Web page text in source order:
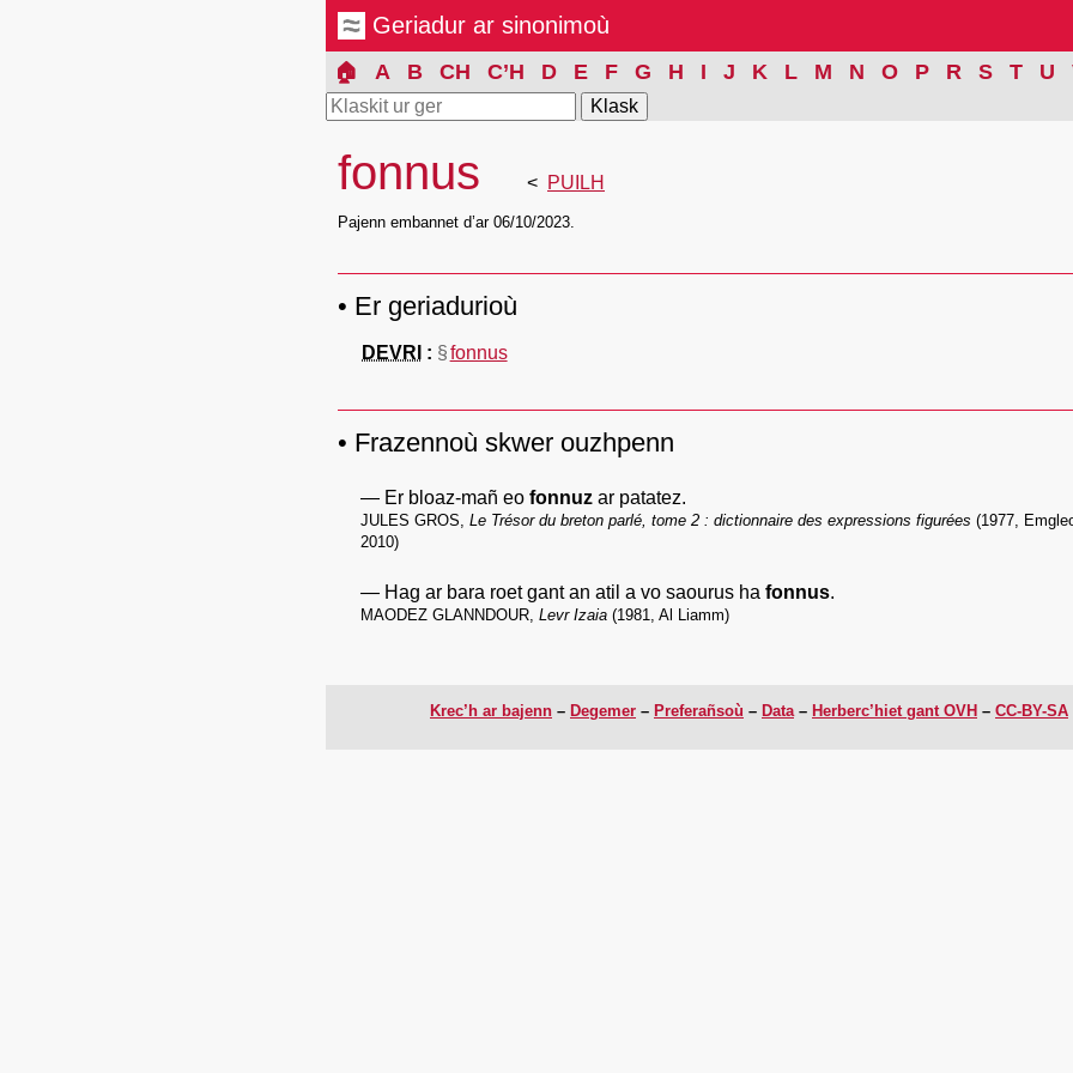
Geriadur ar sinonimoù
🏠 A B CH C’H D E F G H I J K L M N O P R S T U
fonnus PUILH
Pajenn embannet d’ar 06/10/2023.
Er geriadurioù
DEVRI §fonnus
Frazennoù skwer ouzhpenn
Er bloaz-mañ eofonnuz ar patatez.
JULES GROS,Le Trésor du breton parlé, tome 2 : dictionnaire des expressions figurées(1977,
2010)
Hag ar bara roet gant an atil a vo saourus hafonnus.
MAODEZ GLANNDOUR,Levr Izaia(1981, Al Liamm)
Krec’h ar bajenn Degemer Preferañsoù Data Herberc’hiet gant OVH CC-BY-SA